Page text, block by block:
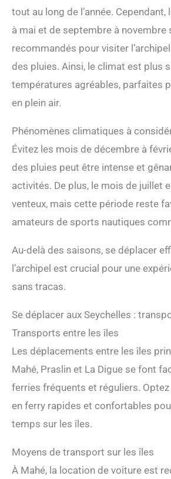
tout au long de l’année.
à mai et de septembre à novembre
recommandés pour visiter
des pluies. Ainsi, le climat est plus
températures agréables, parfaites
en plein air.
Phénomènes climatiques à
Évitez les mois de décembre à
des pluies peut être intense et
activités. De plus, le mois de juillet
venteux, mais cette période reste
amateurs de sports nautiques
Au-delà des saisons, se déplacer
l’archipel est crucial pour une
sans tracas.
Se déplacer aux Seychelles :
Transports entre les îles
Les déplacements entre les îles
Mahé, Praslin et La Digue se font
ferries fréquents et réguliers.
en ferry rapides et confortables
temps sur les îles.
Moyens de transport sur les îles
À Mahé, la location de voiture est